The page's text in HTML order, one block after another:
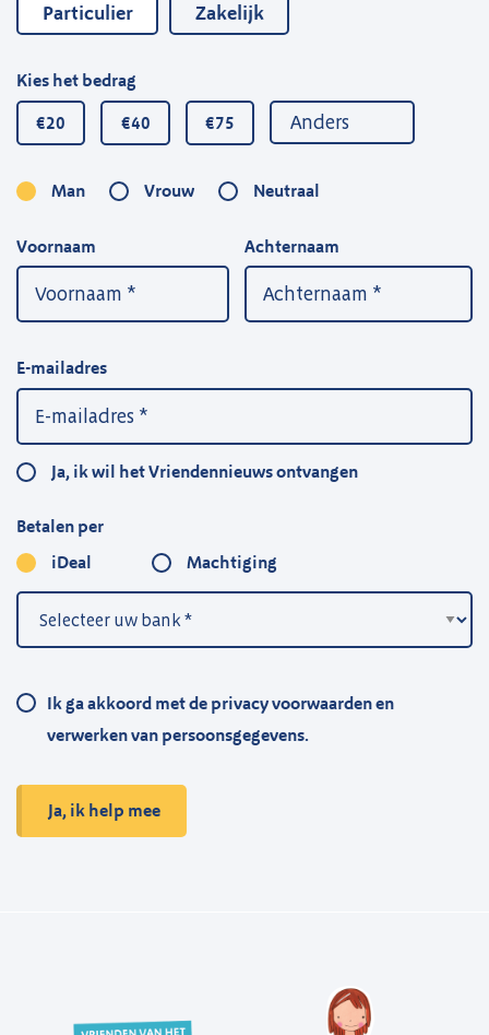
Particulier Zakelijk
Kies het bedrag
€20 €40 €75
Man Vrouw Neutraal
Voornaam Achternaam
E-mailadres
Ja, ik wil het Vriendennieuws ontvangen
Betalen per
iDeal
Machtiging
Ik ga akkoord met de privacy voorwaarden en
verwerken van persoonsgegevens.
Ja, ik help mee